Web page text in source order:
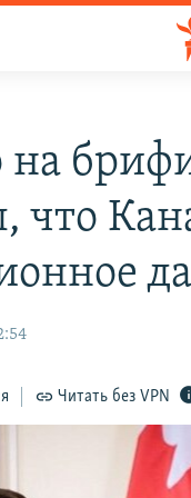
что
Читать без VPN